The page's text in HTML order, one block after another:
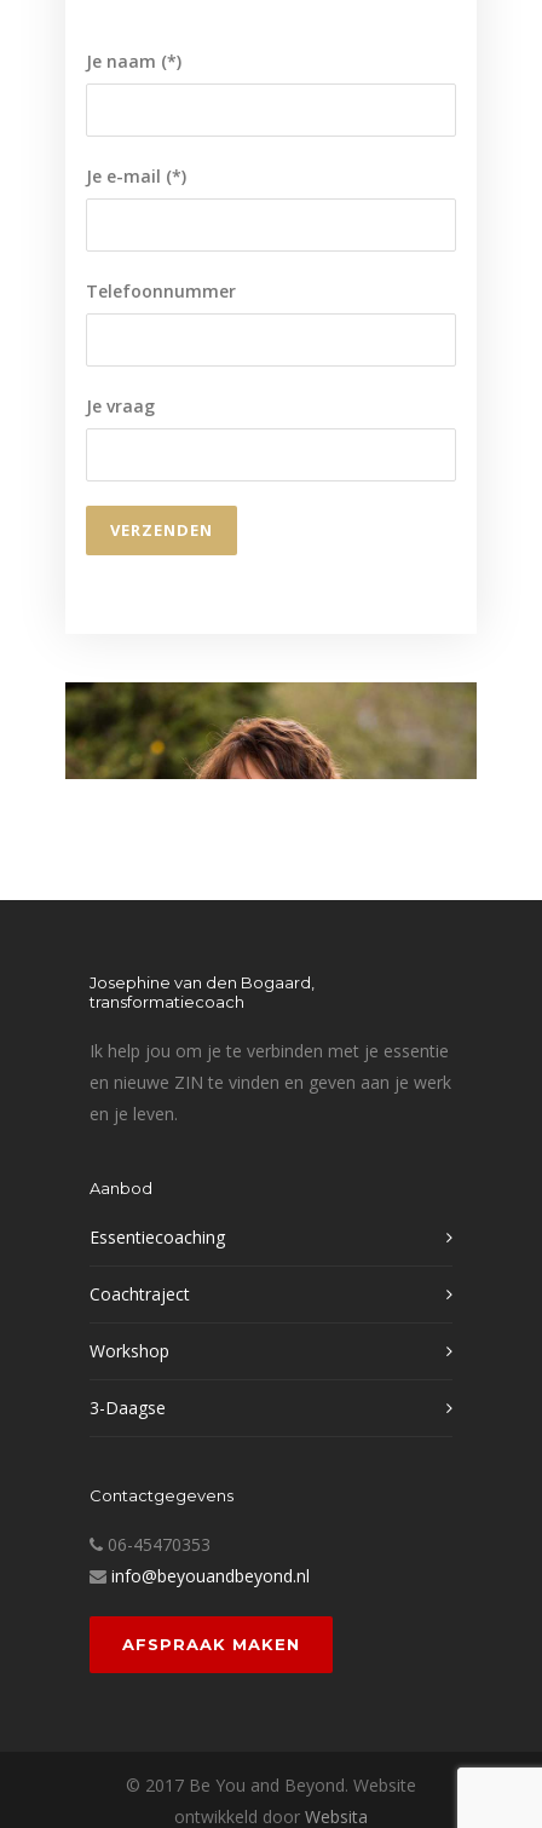
Je naam (*)
Je e-mail (*)
Telefoonnummer
Je vraag
Josephine van den Bogaard,
transformatiecoach
Ik help jou om je te verbinden met je essentie
en nieuwe ZIN te vinden en geven aan je werk
en je leven.
Aanbod
Essentiecoaching
Coachtraject
Workshop
3-Daagse
Contactgegevens
06-45470353
info@beyouandbeyond.nl
AFSPRAAK MAKEN
© 2017 Be You and Beyond. Website
ontwikkeld door Websita